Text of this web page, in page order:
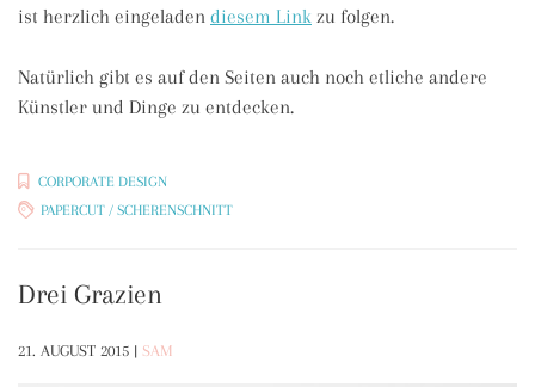
ist herzlich eingeladen diesem Link zu folgen.
Natürlich gibt es auf den Seiten auch noch etliche andere
Künstler und Dinge zu entdecken.
CORPORATE DESIGN
PAPERCUT / SCHERENSCHNITT
Drei Grazien
21. AUGUST 2015 | SAM